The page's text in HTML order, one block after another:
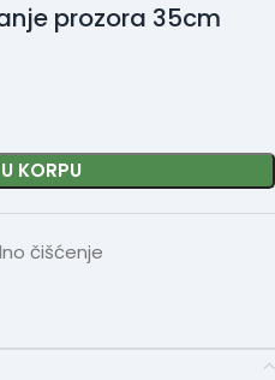
prozora 35cm
KORPU
čišćenje